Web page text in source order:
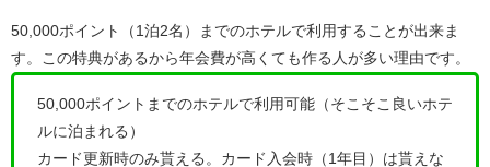
50,000ポイント（1泊2名）までのホテルで利用することが出来ま
す。この特典があるから年会費が高くても作る人が多い理由です。
50,000ポイントまでのホテルで利用可能（そこそこ良いホテ
ルに泊まれる）
カード更新時のみ貰える。カード入会時（1年目）は貰えな